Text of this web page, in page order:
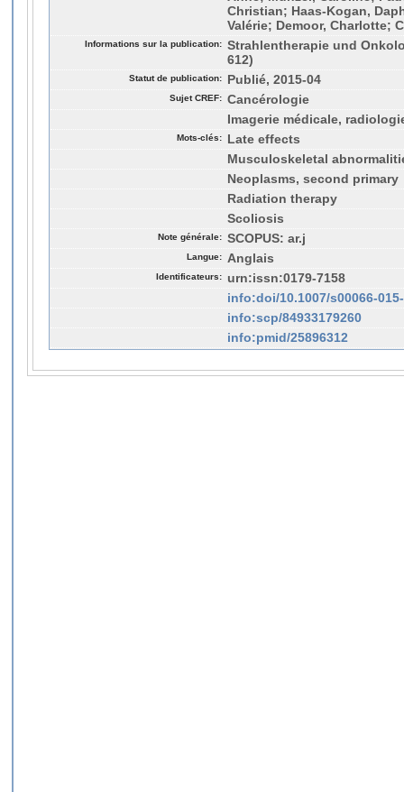
Christian; Haas-Kogan,
Valérie; Demoor, Charlotte;
Informations sur la publication: Strahlentherapie und
612)
Statut de publication: Publié, 2015-04
Sujet CREF: Cancérologie
Imagerie médicale,
Mots-clés:
Late effects
Musculoskeletal
Neoplasms, second primary
Radiation therapy
Scoliosis
Note générale: SCOPUS: ar.j
Langue: Anglais
Identificateurs:
urn:issn:0179-7158
info:doi/10.1007/s00066-
info:scp/84933179260
info:pmid/25896312